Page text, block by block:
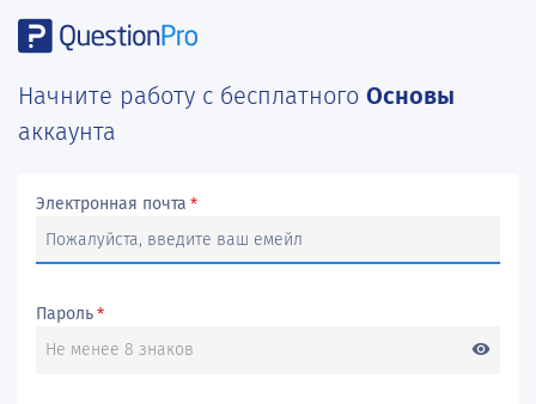
Начните работу с бесплатного Основы
аккаунта
Электронная почта *
Пароль*
visibility